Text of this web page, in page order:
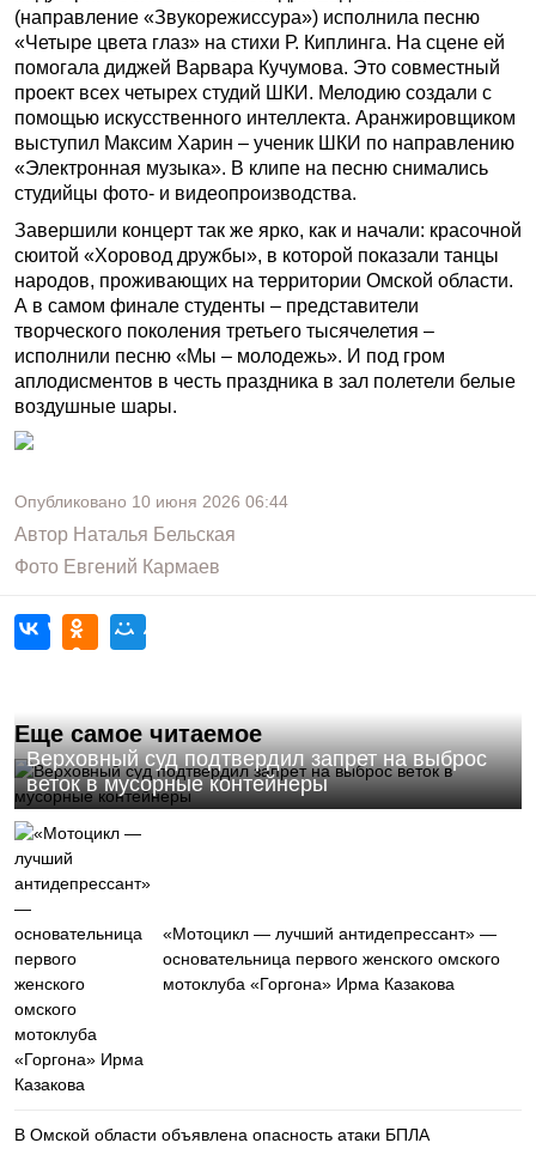
(направление «Звукорежиссура») исполнила песню
«Четыре цвета глаз» на стихи Р. Киплинга. На сцене ей
помогала диджей Варвара Кучумова. Это совместный
проект всех четырех студий ШКИ. Мелодию создали с
помощью искусственного интеллекта. Аранжировщиком
выступил Максим Харин – ученик ШКИ по направлению
«Электронная музыка». В клипе на песню снимались
студийцы фото- и видеопроизводства.
Завершили концерт так же ярко, как и начали: красочной
сюитой «Хоровод дружбы», в которой показали танцы
народов, проживающих на территории Омской области.
А в самом финале студенты – представители
творческого поколения третьего тысячелетия –
исполнили песню «Мы – молодежь». И под гром
аплодисментов в честь праздника в зал полетели белые
воздушные шары.
Опубликовано 10 июня 2026 06:44
Автор Наталья Бельская
Фото Евгений Кармаев
Еще самое читаемое
Верховный суд подтвердил запрет на выброс
веток в мусорные контейнеры
«Мотоцикл — лучший антидепрессант» —
основательница первого женского омского
мотоклуба «Горгона» Ирма Казакова
В Омской области объявлена опасность атаки БПЛА